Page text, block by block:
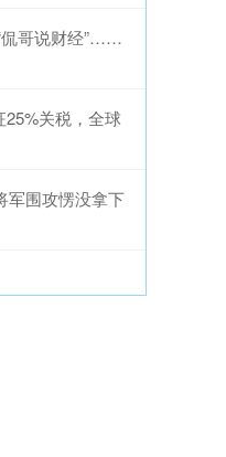
侃哥说财经”……
关税，全球
军围攻愣没拿下